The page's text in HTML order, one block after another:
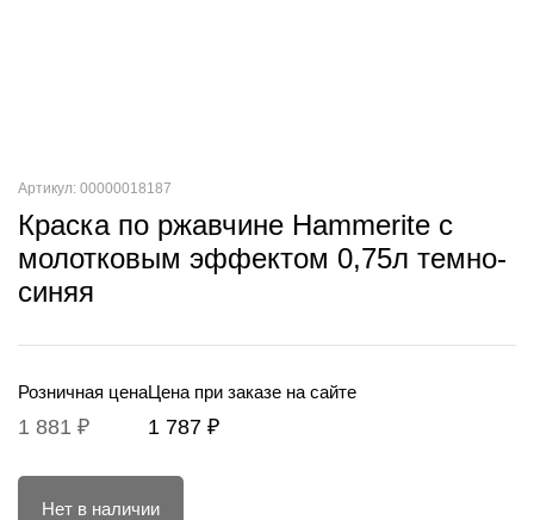
Артикул: 00000018187
Краска по ржавчине Hammerite с
молотковым эффектом 0,75л темно-
синяя
Розничная цена
1 881 ₽
Цена при заказе на сайте
1 787 ₽
Нет в наличии